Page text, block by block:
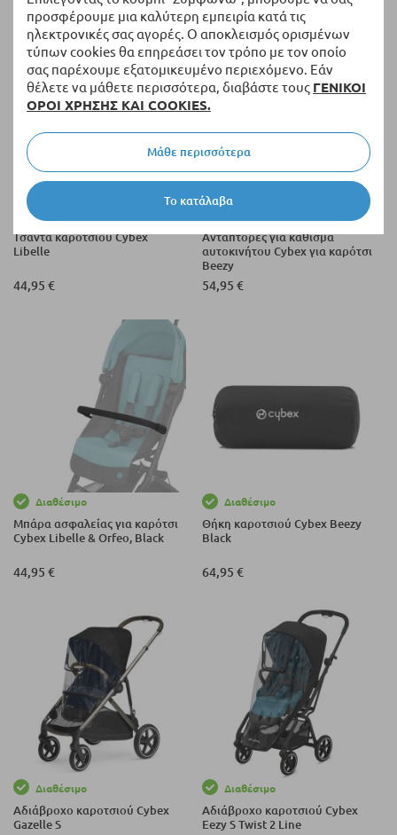
προσφέρουμε μια καλύτερη εμπειρία κατά τις
ηλεκτρονικές σας αγορές. Ο αποκλεισμός ορισμένων
τύπων cookies θα επηρεάσει τον τρόπο με τον οποίο
σας παρέχουμε εξατομικευμένο περιεχόμενο. Εάν
θέλετε να μάθετε περισσότερα, διαβάστε τους ΓΕΝΙΚΟΙ
ΟΡΟΙ ΧΡΗΣΗΣ ΚΑΙ COOKIES.
Το κατάλαβα
Μάθε περισσότερα
Διαθέσιμο
Τσάντα καροτσιού Cybex
Libelle
44,95 €
Αντάπτορες για κάθισμα
αυτοκινήτου Cybex για καρότσι
Beezy
54,95 €
Διαθέσιμο
Μπάρα ασφαλείας για καρότσι
Cybex Libelle & Orfeo, Black
44,95 €
Διαθέσιμο
Θήκη καροτσιού Cybex Beezy
Black
64,95 €
Διαθέσιμο
Αδιάβροχο καροτσιού Cybex
Gazelle S
Διαθέσιμο
Αδιάβροχο καροτσιού Cybex
Eezy S Twist 2 Line